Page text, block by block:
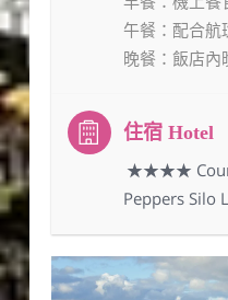
午餐 ：配合
晚餐 ：飯店內
：★★★★
Peppers Silo